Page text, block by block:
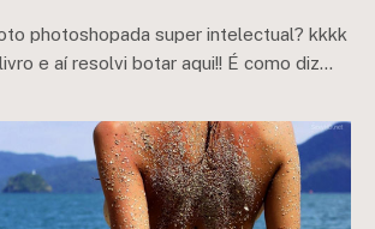
photoshopada super intelectual? kkkk
e aí resolvi botar aqui!! É como diz…